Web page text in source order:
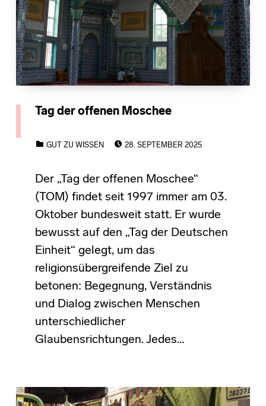
Tag der offenen Moschee
GUT ZU WISSEN
28. SEPTEMBER 2025
Der „Tag der offenen Moschee“
(TOM) findet seit 1997 immer am 03.
Oktober bundesweit statt. Er wurde
bewusst auf den „Tag der Deutschen
Einheit“ gelegt, um das
religionsübergreifende Ziel zu
betonen: Begegnung, Verständnis
und Dialog zwischen Menschen
unterschiedlicher
Glaubensrichtungen. Jedes…